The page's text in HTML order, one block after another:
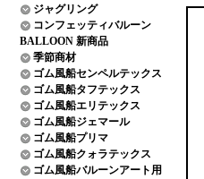
ジャグリング
コンフェッティバルーン
BALLOON 新商品
季節商材
ゴム風船センペルテックス
ゴム風船タフテックス
ゴム風船エリテックス
ゴム風船ジェマール
ゴム風船プリマ
ゴム風船クォラテックス
ゴム風船バルーンアート用